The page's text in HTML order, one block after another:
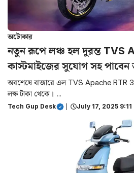
অটোকার
নতুন রূপে লঞ্চ হল দুরন্ত TVS
কাস্টমাইজের সুযোগ সহ পাবেন
অবশেষে বাজারে এল TVS Apache RTR
লক্ষ টাকা থেকে। ...
Tech Gup Desk July 17, 2025 9:11